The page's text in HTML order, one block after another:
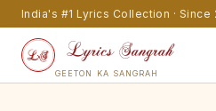
India's #1 Lyrics Collection · Since
GEETON KA SANGRAH